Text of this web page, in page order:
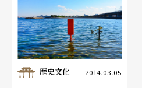
歴史文化 2014.03.05